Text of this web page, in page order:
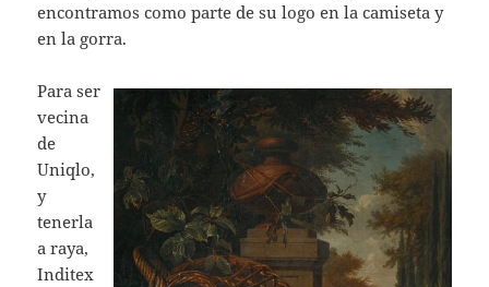
encontramos como parte de su logo en la camiseta y
en la gorra.
Para ser
vecina
de
Uniqlo,
y
tenerla
a raya,
Inditex